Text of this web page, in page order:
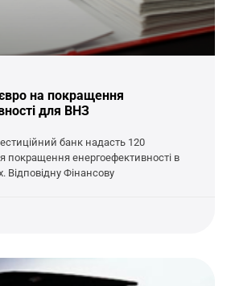
на покращення
для ВНЗ
банк надасть 120
покращення енергоефективності в
Відповідну Фінансову